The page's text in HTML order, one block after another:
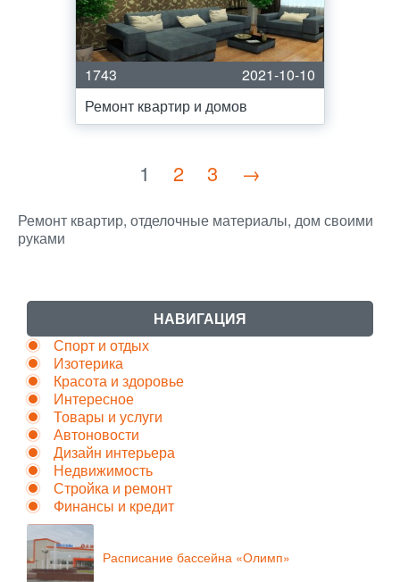
Ремонт квартир, отделочные материалы, дом своими
руками
1743
2021-10-10
Ремонт квартир и домов
1 2 3 →
НАВИГАЦИЯ
Спорт и отдых
Изотерика
Красота и здоровье
Интересное
Товары и услуги
Автоновости
Дизайн интерьера
Недвижимость
Стройка и ремонт
Финансы и кредит
Расписание бассейна «Олимп»